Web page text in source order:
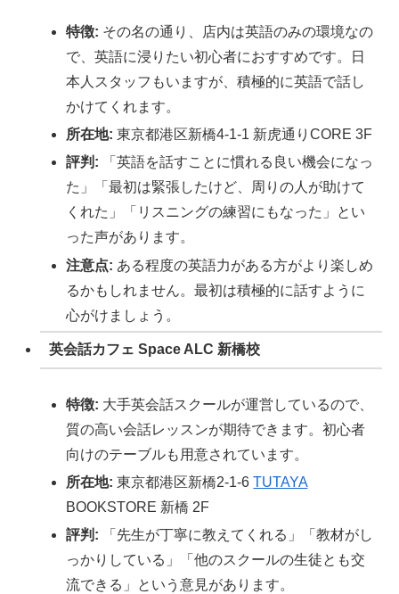
特徴: その名の通り、店内は英語のみの環境なの
で、英語に浸りたい初心者におすすめです。日
本人スタッフもいますが、積極的に英語で話し
かけてくれます。
所在地: 東京都港区新橋4-1-1 新虎通りCORE 3F
評判: 「英語を話すことに慣れる良い機会になっ
た」「最初は緊張したけど、周りの人が助けて
くれた」「リスニングの練習にもなった」とい
った声があります。
注意点: ある程度の英語力がある方がより楽しめ
るかもしれません。最初は積極的に話すように
心がけましょう。
英会話カフェ Space ALC 新橋校
特徴: 大手英会話スクールが運営しているので、
質の高い会話レッスンが期待できます。初心者
向けのテーブルも用意されています。
所在地: 東京都港区新橋2-1-6TUTAYA
BOOKSTORE 新橋 2F
評判: 「先生が丁寧に教えてくれる」「教材がし
っかりしている」「他のスクールの生徒とも交
流できる」という意見があります。